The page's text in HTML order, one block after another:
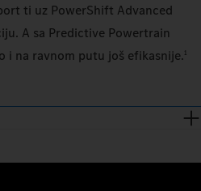
ti uz PowerShift Advanced
A sa Predictive Powertrain
i na ravnom putu još efikasnije.1